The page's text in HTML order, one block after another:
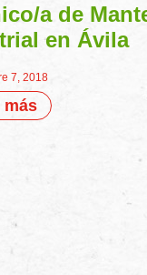
a de
en Ávila
7, 2018
más